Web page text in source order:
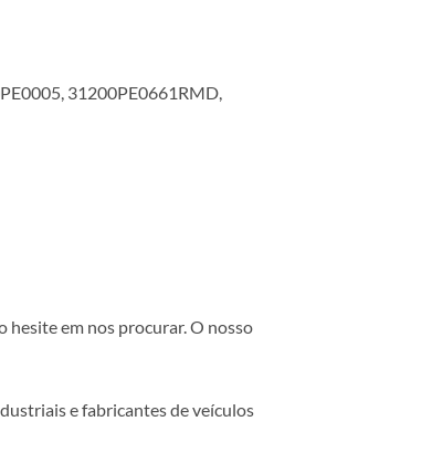
31200PE0661RMD,
hesite em nos procurar. O nosso
e fabricantes de veículos